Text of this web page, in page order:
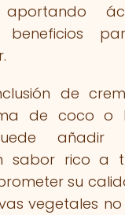
beneficios
de
de coco o
añadir
sabor rico a
su
vegetales